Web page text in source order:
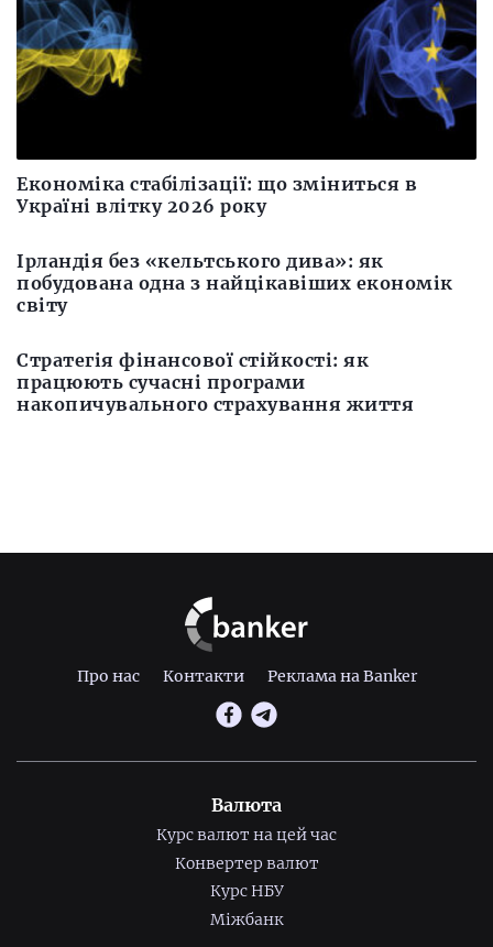
Економіка стабілізації: що зміниться в
Україні влітку 2026 року
Ірландія без «кельтського дива»: як
побудована одна з найцікавіших економік
світу
Стратегія фінансової стійкості: як
працюють сучасні програми
накопичувального страхування життя
Про нас Контакти Реклама на Banker
Валюта
Курс валют на цей час
Конвертер валют
Курс НБУ
Міжбанк